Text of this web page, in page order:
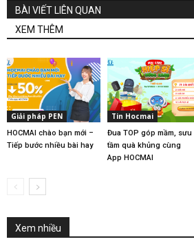
BÀI VIẾT LIÊN QUAN
XEM THÊM
Giải pháp PEN
HOCMAI chào bạn mới –
Tiếp bước nhiều bài hay
Tin Hocmai
Đua TOP góp mầm, sưu
tầm quà khủng cùng
App HOCMAI
Xem nhiều